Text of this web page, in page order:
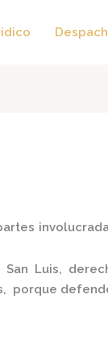
Luis,
porque